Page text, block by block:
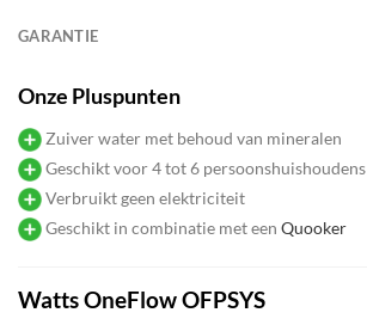
GARANTIE
Onze Pluspunten
Zuiver water met behoud van mineralen
Geschikt voor 4 tot 6 persoonshuishoudens
Verbruikt geen elektriciteit
Geschikt in combinatie met een Quooker
Watts OneFlow OFPSYS